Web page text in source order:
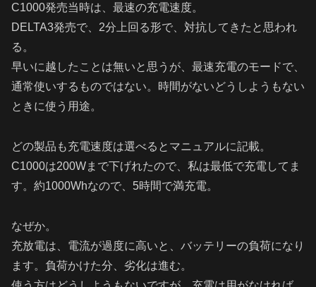
C1000発売当時は、最速の充電速度。
DELTA3発売で、2分上回る形で、対抗してきたと思われ
る。
早いに越したことは無いと思うが、最速充電のモードで、
通常使いするものではない。時間がないどうしようもない
ときに使う用途。
どの製品も充電速度は選べるとマニュアルに記載。
C1000は200Wまで下げれたので、私は最低で充電してま
す。約1000Whなので、5時間で満充電。
なぜか。
充放電は、電流が過度に高いと、バッテリーの負荷になり
ます。負荷かけた分、劣化は進む。